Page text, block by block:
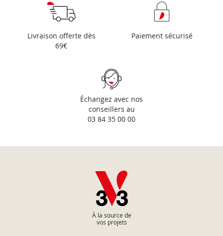
Livraison offerte dès
69€
Paiement sécurisé
Échangez avec nos
conseillers au
03 84 35 00 00
À la source de
vos projets